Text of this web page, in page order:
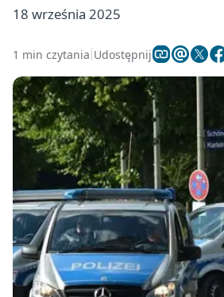
18 września 2025
1 min czytania Udostępnij